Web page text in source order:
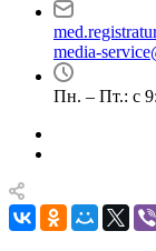
media-
Пн. – Пт.: с